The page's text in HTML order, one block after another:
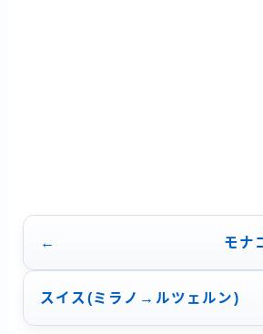
モナ
スイス(ミラノ→ルツェルン)